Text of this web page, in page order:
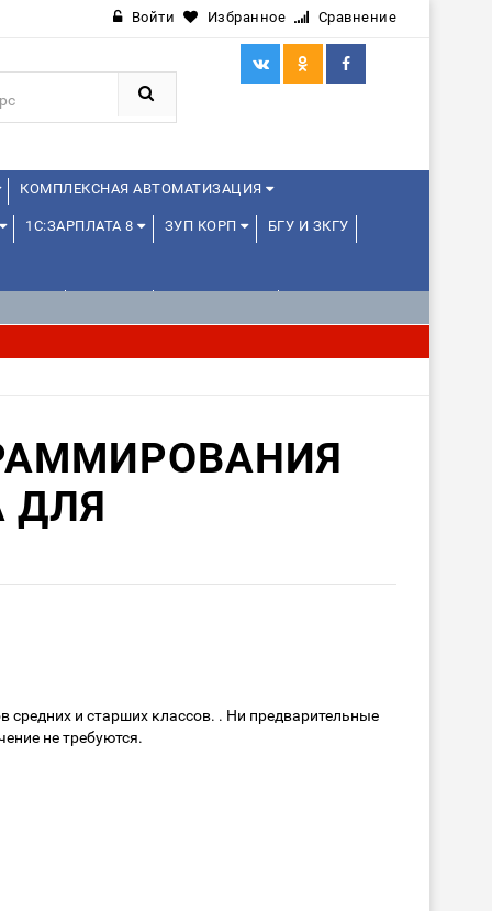
Войти Избранное Сравнение
КОМПЛЕКСНАЯ АВТОМАТИЗАЦИЯ
1С:ЗАРПЛАТА 8 ЗУП КОРП БГУ И ЗКГУ
ДЛЯ
средних и старших классов. . Ни предварительные
не требуются.